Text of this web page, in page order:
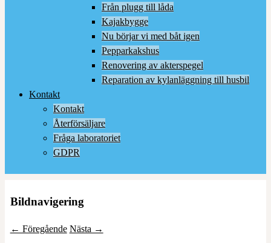
Från plugg till låda
Kajakbygge
Nu börjar vi med båt igen
Pepparkakshus
Renovering av akterspegel
Reparation av kylanläggning till husbil
Kontakt
Kontakt
Återförsäljare
Fråga laboratoriet
GDPR
Bildnavigering
← Föregående Nästa →